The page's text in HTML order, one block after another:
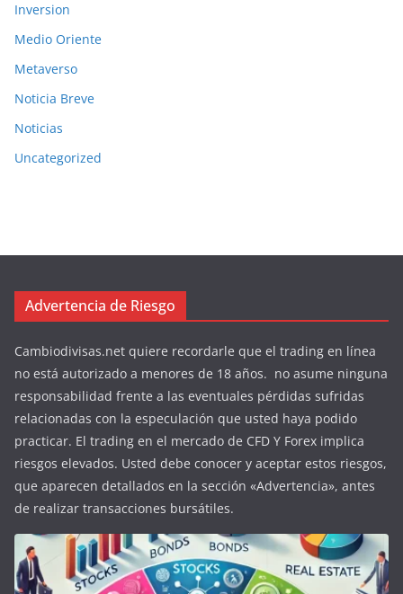
Inversion
Medio Oriente
Metaverso
Noticia Breve
Noticias
Uncategorized
Advertencia de Riesgo
Cambiodivisas.net quiere recordarle que el trading en línea
no está autorizado a menores de 18 años. no asume ninguna
responsabilidad frente a las eventuales pérdidas sufridas
relacionadas con la especulación que usted haya podido
practicar. El trading en el mercado de CFD Y Forex implica
riesgos elevados. Usted debe conocer y aceptar estos riesgos,
que aparecen detallados en la sección «Advertencia», antes
de realizar transacciones bursátiles.